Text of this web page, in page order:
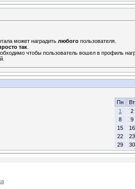
может наградить любого пользователя.
так
чтобы пользователь вошел в профиль
Пн
Вт
1
2
8
9
15
16
22
23
29
30